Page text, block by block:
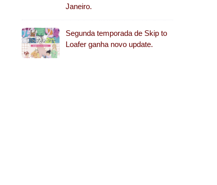
Janeiro.
Segunda temporada de Skip to
Loafer ganha novo update.